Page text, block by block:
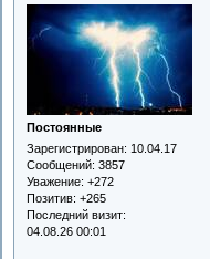
Постоянные
Зарегистрирован: 10.04.17
Сообщений: 3857
Уважение: +272
Позитив: +265
Последний визит:
04.08.26 00:01